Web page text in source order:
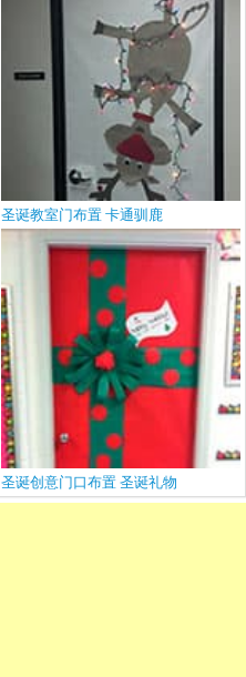
圣诞教室门布置 卡通驯鹿
圣诞创意门口布置 圣诞礼物